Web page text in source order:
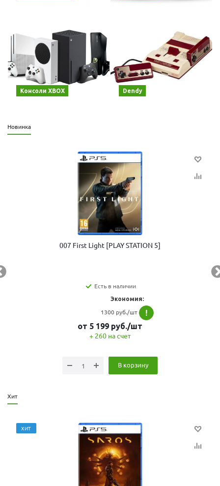
Консоли XBOX Dendy
Новинка
007 First Light [PLAY STATION 5]
Есть в наличии
Экономия:
1300 руб./шт
!
от 5 199 руб./шт
+ 260 на счет
В корзину
Хит
ХИТ